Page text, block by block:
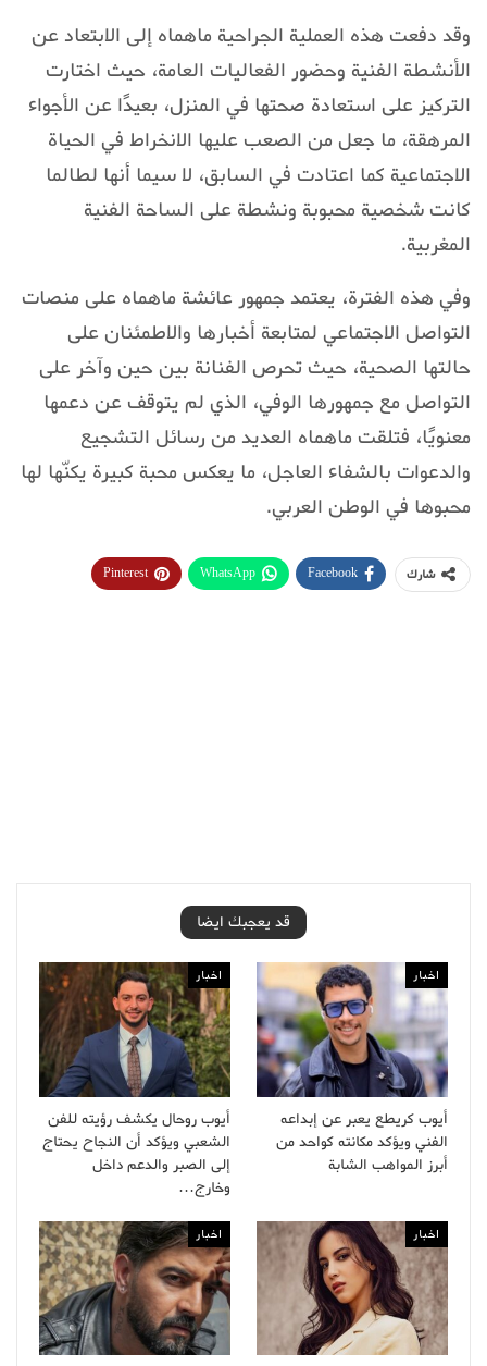
وقد دفعت هذه العملية الجراحية ماهماه إلى الابتعاد عن
الأنشطة الفنية وحضور الفعاليات العامة، حيث اختارت
التركيز على استعادة صحتها في المنزل، بعيدًا عن الأجواء
المرهقة، ما جعل من الصعب عليها الانخراط في الحياة
الاجتماعية كما اعتادت في السابق، لا سيما أنها لطالما
كانت شخصية محبوبة ونشطة على الساحة الفنية
المغربية.
وفي هذه الفترة، يعتمد جمهور عائشة ماهماه على منصات
التواصل الاجتماعي لمتابعة أخبارها والاطمئنان على
حالتها الصحية، حيث تحرص الفنانة بين حين وآخر على
التواصل مع جمهورها الوفي، الذي لم يتوقف عن دعمها
معنويًا، فتلقت ماهماه العديد من رسائل التشجيع
والدعوات بالشفاء العاجل، ما يعكس محبة كبيرة يكنّها لها
محبوها في الوطن العربي.
شارك Facebook
WhatsApp
Pinterest
قد يعجبك ايضا
اخبار
أيوب كريطع يعبر عن إبداعه
الفني ويؤكد مكانته كواحد من
أبرز المواهب الشابة
اخبار
أيوب روحال يكشف رؤيته للفن
الشعبي ويؤكد أن النجاح يحتاج
إلى الصبر والدعم داخل
وخارج…
اخبار اخبار